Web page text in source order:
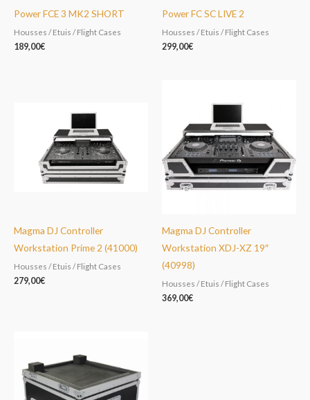
Power FCE 3 MK2 SHORT
Housses / Etuis / Flight Cases
189,00€
Power FC SC LIVE 2
Housses / Etuis / Flight Cases
299,00€
Magma DJ Controller
Workstation Prime 2 (41000)
Housses / Etuis / Flight Cases
279,00€
Magma DJ Controller
Workstation XDJ-XZ 19″
(40998)
Housses / Etuis / Flight Cases
369,00€